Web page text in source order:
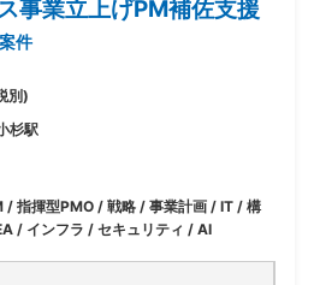
事業立上げPM補佐支援
件
別)
杉駅
/ 指揮型PMO / 戦略 / 事業計画 / IT / 構
/ インフラ / セキュリティ / AI